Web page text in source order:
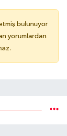
bulunuyor
yorumlardan